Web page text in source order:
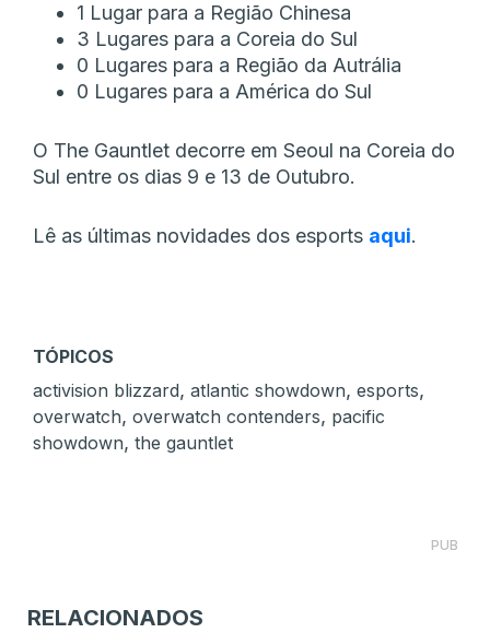
1 Lugar para a Região Chinesa
3 Lugares para a Coreia do Sul
0 Lugares para a Região da Autrália
0 Lugares para a América do Sul
O The Gauntlet decorre em Seoul na Coreia do
Sul entre os dias 9 e 13 de Outubro.
Lê as últimas novidades dos esports aqui.
TÓPICOS
activision blizzard, atlantic showdown, esports,
overwatch, overwatch contenders, pacific
showdown, the gauntlet
PUB
RELACIONADOS